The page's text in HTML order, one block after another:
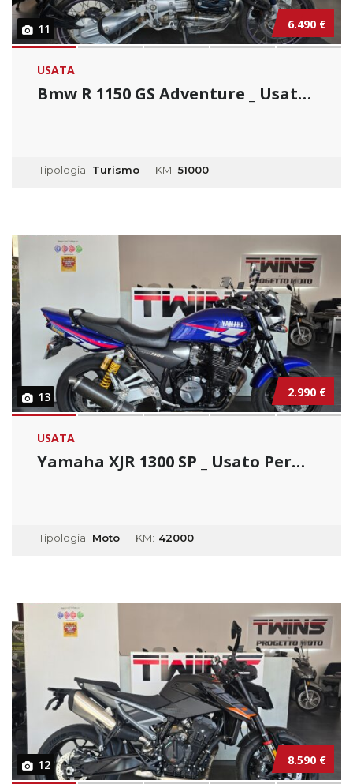
11 6.490 €
USATA
Bmw R 1150 GS Adventure _ Usato Permutabile....
Tipologia: Turismo KM: 51000
13 2.990 €
USATA
Yamaha XJR 1300 SP _ Usato Permutabile
Tipologia: Moto KM: 42000
12 8.590 €